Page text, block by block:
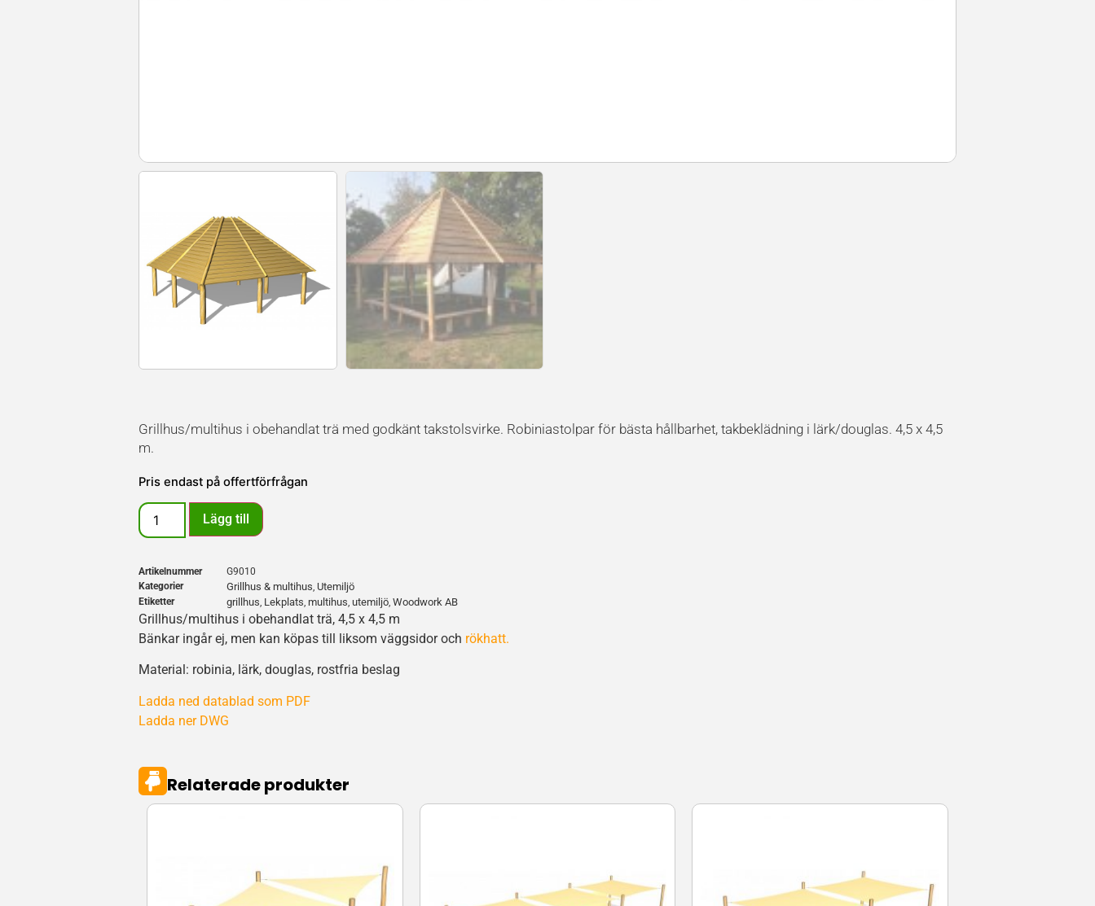
Grillhus/multihus i obehandlat trä med godkänt takstolsvirke. Robiniastolpar för bästa hållbarhet, takbeklädning i lärk/douglas. 4,5 x 4,5
m.
Pris endast på offertförfrågan
Lägg till
Artikelnummer
G9010
Kategorier
Grillhus & multihus, Utemiljö
Etiketter grillhus, Lekplats, multihus, utemiljö, Woodwork AB
Grillhus/multihus i obehandlat trä, 4,5 x 4,5 m
Bänkar ingår ej, men kan köpas till liksom väggsidor och rökhatt.
Material: robinia, lärk, douglas, rostfria beslag
Ladda ned datablad som PDF
Ladda ner DWG
Relaterade produkter